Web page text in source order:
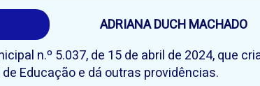
ADRIANA DUCH MACHADO
n.º 5.037, de 15 de abril de 2024, que
Educação e dá outras providências.